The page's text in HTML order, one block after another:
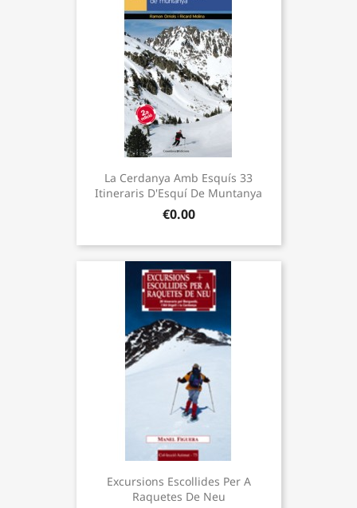
La Cerdanya Amb Esquís 33
Itineraris D'Esquí De Muntanya
€0.00
Excursions Escollides Per A
Raquetes De Neu